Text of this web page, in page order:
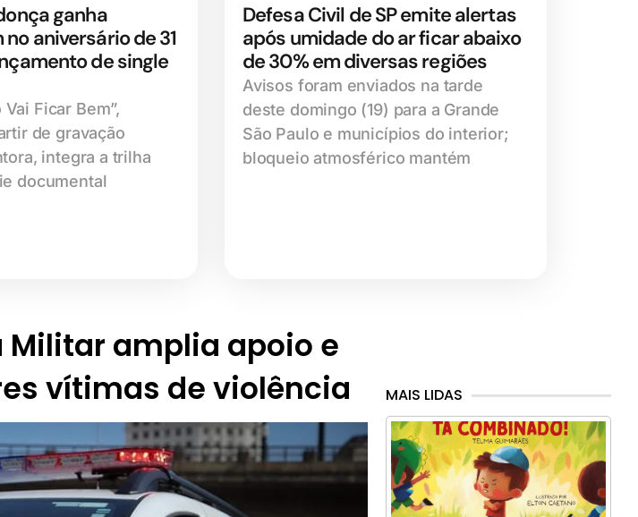
ganha
aniversário de 31
de single
Ficar Bem”,
de gravação
integra a trilha
documental
Defesa Civil de SP emite alertas
após umidade do ar ficar abaixo
de 30% em diversas regiões
Avisos foram enviados na tarde
deste domingo (19) para a Grande
São Paulo e municípios do interior;
bloqueio atmosférico mantém
Militar amplia apoio e
vítimas de violência
MAIS LIDAS